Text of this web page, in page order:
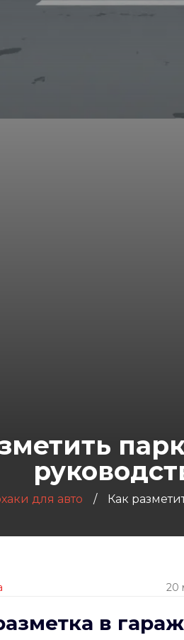
для авто Как
20
в